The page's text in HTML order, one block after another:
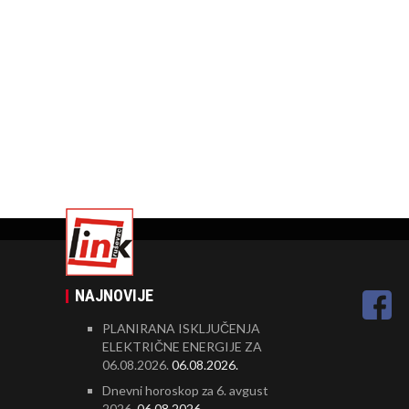
NAJNOVIJE
PLANIRANA ISKLJUČENJA
ELEKTRIČNE ENERGIJE ZA
06.08.2026. 06.08.2026.
Dnevni horoskop za 6. avgust